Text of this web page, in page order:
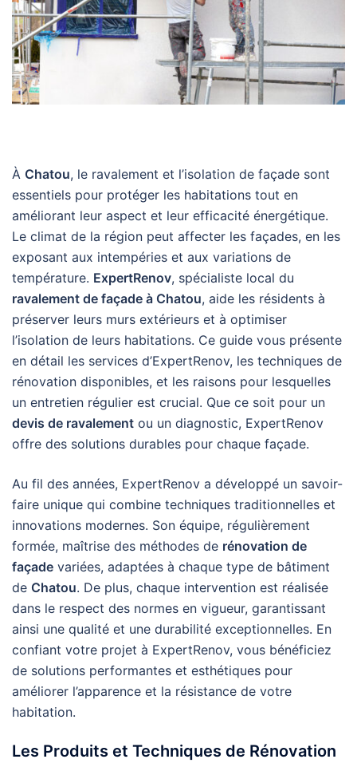
À Chatou, le ravalement et l’isolation de façade sont
essentiels pour protéger les habitations tout en
améliorant leur aspect et leur efficacité énergétique.
Le climat de la région peut affecter les façades, en les
exposant aux intempéries et aux variations de
température. ExpertRenov, spécialiste local du
ravalement de façade à Chatou, aide les résidents à
préserver leurs murs extérieurs et à optimiser
l’isolation de leurs habitations. Ce guide vous présente
en détail les services d’ExpertRenov, les techniques de
rénovation disponibles, et les raisons pour lesquelles
un entretien régulier est crucial. Que ce soit pour un
devis de ravalement ou un diagnostic, ExpertRenov
offre des solutions durables pour chaque façade.
Au fil des années, ExpertRenov a développé un savoir-
faire unique qui combine techniques traditionnelles et
innovations modernes. Son équipe, régulièrement
formée, maîtrise des méthodes de rénovation de
façade variées, adaptées à chaque type de bâtiment
de Chatou. De plus, chaque intervention est réalisée
dans le respect des normes en vigueur, garantissant
ainsi une qualité et une durabilité exceptionnelles. En
confiant votre projet à ExpertRenov, vous bénéficiez
de solutions performantes et esthétiques pour
améliorer l’apparence et la résistance de votre
habitation.
Les Produits et Techniques de Rénovation